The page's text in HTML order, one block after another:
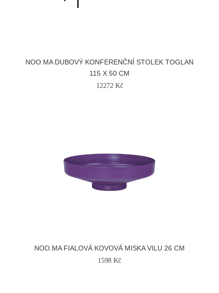
NOO.MA DUBOVÝ KONFERENČNÍ STOLEK TOGLAN
115 X 50 CM
12272 Kč
NOO.MA FIALOVÁ KOVOVÁ MISKA VILU 26 CM
1598 Kč